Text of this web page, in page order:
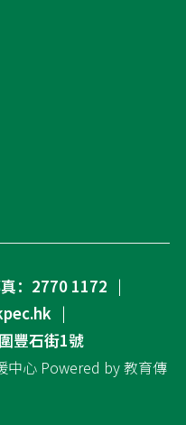
：2770 1172
豐石街1號
中心 Powered by教育傳